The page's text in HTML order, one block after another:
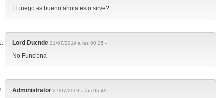
El juego es bueno ahora esto sirve?
Lord Duende 21/07/2019 a las 00:25 -
No Funciona
Administrator 27/07/2019 a las 05:49 -